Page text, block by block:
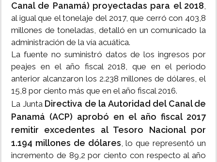
Canal de Panamá) proyectadas para el 2018,
al igual que el tonelaje del 2017, que cerró con 403,8
millones de toneladas, detalló en un comunicado la
administración de la vía acuática.
La fuente no suministró datos de los ingresos por
peajes en el año fiscal 2018, que en el periodo
anterior alcanzaron los 2.238 millones de dólares, el
15,8 por ciento más que en el año fiscal 2016.
La Junta Directiva de la Autoridad del Canal de
Panamá (ACP) aprobó en el año fiscal 2017
remitir excedentes al Tesoro Nacional por
1.194 millones de dólares, lo que representó un
incremento de 89,2 por ciento con respecto al año